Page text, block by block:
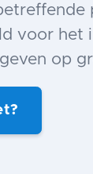
voor het
op